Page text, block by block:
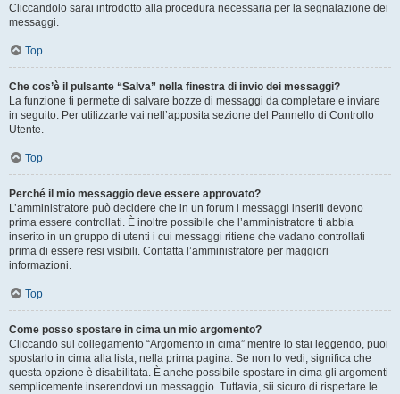
Cliccandolo sarai introdotto alla procedura necessaria per la segnalazione dei
messaggi.
Top
Che cos’è il pulsante “Salva” nella finestra di invio dei messaggi?
La funzione ti permette di salvare bozze di messaggi da completare e inviare
in seguito. Per utilizzarle vai nell’apposita sezione del Pannello di Controllo
Utente.
Top
Perché il mio messaggio deve essere approvato?
L’amministratore può decidere che in un forum i messaggi inseriti devono
prima essere controllati. È inoltre possibile che l’amministratore ti abbia
inserito in un gruppo di utenti i cui messaggi ritiene che vadano controllati
prima di essere resi visibili. Contatta l’amministratore per maggiori
informazioni.
Top
Come posso spostare in cima un mio argomento?
Cliccando sul collegamento “Argomento in cima” mentre lo stai leggendo, puoi
spostarlo in cima alla lista, nella prima pagina. Se non lo vedi, significa che
questa opzione è disabilitata. È anche possibile spostare in cima gli argomenti
semplicemente inserendovi un messaggio. Tuttavia, sii sicuro di rispettare le